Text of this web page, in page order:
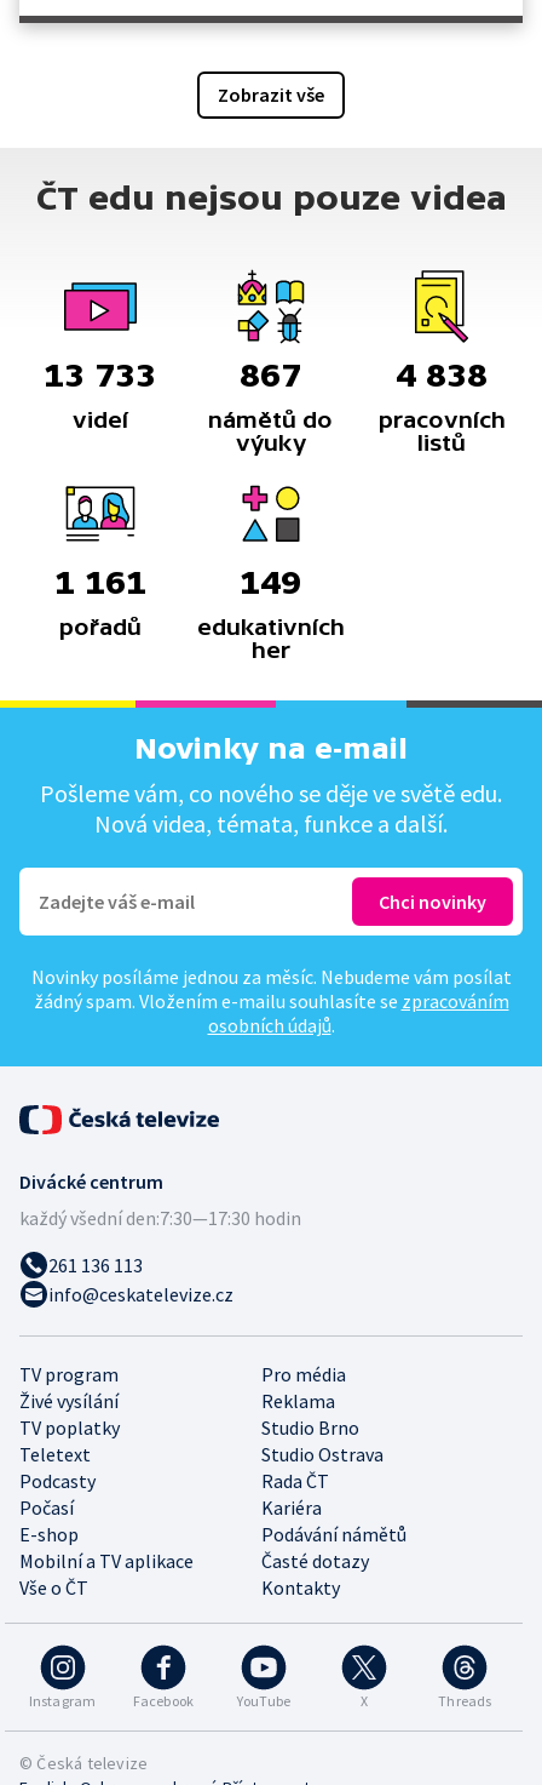
Zobrazit vše
ČT edu nejsou pouze videa
13 733
videí
867
námětů do
výuky
4 838
pracovních
listů
1 161
pořadů
149
edukativních
her
Novinky na e-mail
Pošleme vám, co nového se děje ve světě edu.
Nová videa, témata, funkce a další.
Novinky posíláme jednou za měsíc. Nebudeme vám posílat
žádný spam. Vložením e-mailu souhlasíte se zpracováním
osobních údajů.